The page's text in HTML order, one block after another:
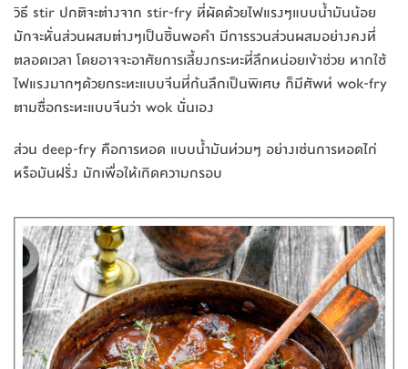
วิธี stir ปกติจะต่างจาก stir-fry ที่ผัดด้วยไฟแรงๆแบบน้ำมันน้อย
มักจะหั่นส่วนผสมต่างๆเป็นชิ้นพอคำ มีการรวนส่วนผสมอย่างคงที่
ตลอดเวลา โดยอาจจะอาศัยการเลี้ยงกระทะที่ลึกหน่อยเข้าช่วย หากใช้
ไฟแรงมากๆด้วยกระทะแบบจีนที่ก้นลึกเป็นพิเศษ ก็มีศัพท์ wok-fry
ตามชื่อกระทะแบบจีนว่า wok นั่นเอง
ส่วน deep-fry คือการทอด แบบน้ำมันท่วมๆ อย่างเช่นการทอดไก่
หรือมันฝรั่ง มักเพื่อให้เกิดความกรอบ